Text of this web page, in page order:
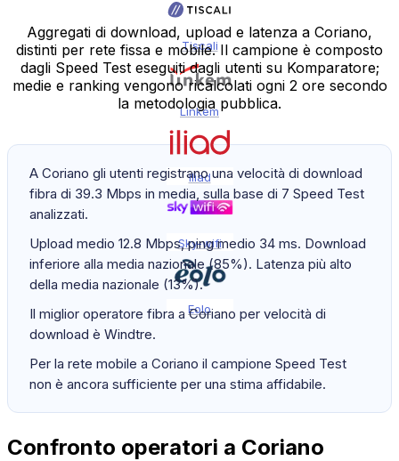
Tiscali
Linkem
Iliad
Sky-wifi
Eolo
Aggregati di download, upload e latenza a Coriano,
distinti per rete fissa e mobile. Il campione è composto
dagli Speed Test eseguiti dagli utenti su Komparatore;
medie e ranking vengono ricalcolati ogni 2 ore secondo
la metodologia pubblica.
A Coriano gli utenti registrano una velocità di download
fibra di 39.3 Mbps in media, sulla base di 7 Speed Test
analizzati.
Upload medio 12.8 Mbps, ping medio 34 ms. Download
inferiore alla media nazionale (85%). Latenza più alto
della media nazionale (13%).
Il miglior operatore fibra a Coriano per velocità di
download è Windtre.
Per la rete mobile a Coriano il campione Speed Test
non è ancora sufficiente per una stima affidabile.
Confronto operatori a Coriano